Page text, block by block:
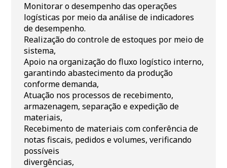
Monitorar o desempenho das operações
logísticas por meio da análise de indicadores
de desempenho.
Realização do controle de estoques por meio de
sistema,
Apoio na organização do fluxo logístico interno,
garantindo abastecimento da produção
conforme demanda,
Atuação nos processos de recebimento,
armazenagem, separação e expedição de
materiais,
Recebimento de materiais com conferência de
notas fiscais, pedidos e volumes, verificando
possíveis
divergências,